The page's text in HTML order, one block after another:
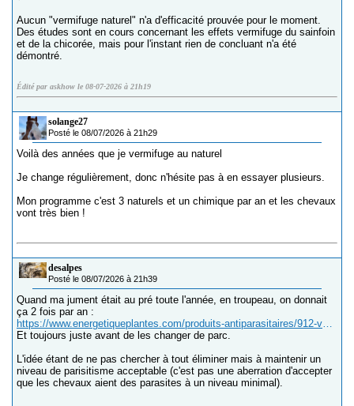
Aucun "vermifuge naturel" n'a d'efficacité prouvée pour le moment.
Des études sont en cours concernant les effets vermifuge du sainfoin
et de la chicorée, mais pour l'instant rien de concluant n'a été
démontré.
Édité par askhow le 08-07-2026 à 21h19
solange27
Posté le 08/07/2026 à 21h29
Voilà des années que je vermifuge au naturel
Je change régulièrement, donc n'hésite pas à en essayer plusieurs.
Mon programme c'est 3 naturels et un chimique par an et les chevaux
vont très bien !
desalpes
Posté le 08/07/2026 à 21h39
Quand ma jument était au pré toute l'année, en troupeau, on donnait
ça 2 fois par an :
https://www.energetiqueplantes.com/produits-antiparasitaires/912-vermifuge-cheval-chevaux-poney-ane-3760064390048.html
Et toujours juste avant de les changer de parc.
L'idée étant de ne pas chercher à tout éliminer mais à maintenir un
niveau de parisitisme acceptable (c'est pas une aberration d'accepter
que les chevaux aient des parasites à un niveau minimal).